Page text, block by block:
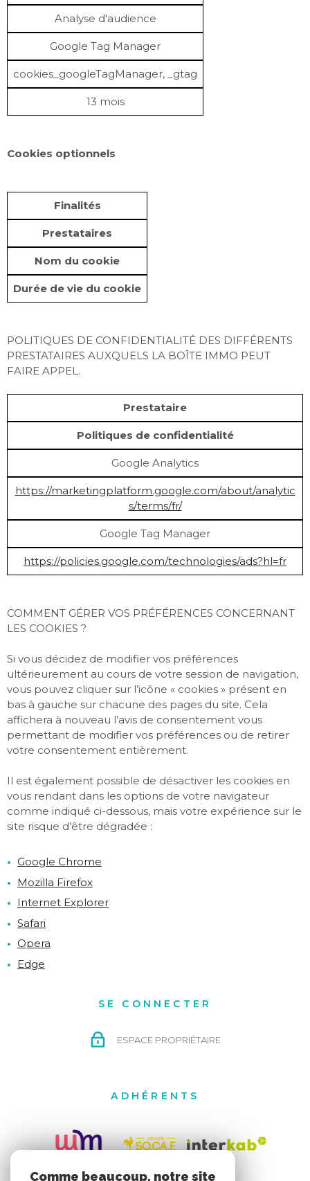
Analyse d'audience
Google Tag Manager
cookies_googleTagManager, _gtag
13 mois
Cookies optionnels
Finalités
Prestataires
Nom du cookie
Durée de vie du cookie
POLITIQUES DE CONFIDENTIALITÉ DES DIFFÉRENTS
PRESTATAIRES AUXQUELS LA BOÎTE IMMO PEUT
FAIRE APPEL.
Prestataire
Politiques de confidentialité
Google Analytics
https://marketingplatform.google.com/about/analytic
s/terms/fr/
Google Tag Manager
https://policies.google.com/technologies/ads?hl=fr
COMMENT GÉRER VOS PRÉFÉRENCES CONCERNANT
LES COOKIES ?
Si vous décidez de modifier vos préférences
ultérieurement au cours de votre session de navigation,
vous pouvez cliquer sur l’icône « cookies » présent en
bas à gauche sur chacune des pages du site. Cela
affichera à nouveau l’avis de consentement vous
permettant de modifier vos préférences ou de retirer
votre consentement entièrement.
Il est également possible de désactiver les cookies en
vous rendant dans les options de votre navigateur
comme indiqué ci-dessous, mais votre expérience sur le
site risque d’être dégradée :
Google Chrome
Mozilla Firefox
Internet Explorer
Safari
Opera
Edge
SE CONNECTER
ESPACE PROPRIÉTAIRE
ADHÉRENTS
Comme beaucoup, notre site